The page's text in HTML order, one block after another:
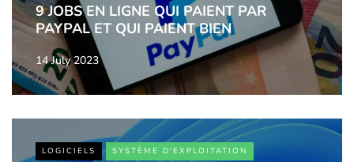
9 JOBS EN LIGNE QUI PAIENT PAR
PAYPAL ET QUI PAIENT BIEN
14 July 2023
LOGICIELS
SYSTÈME D'EXPLOITATION